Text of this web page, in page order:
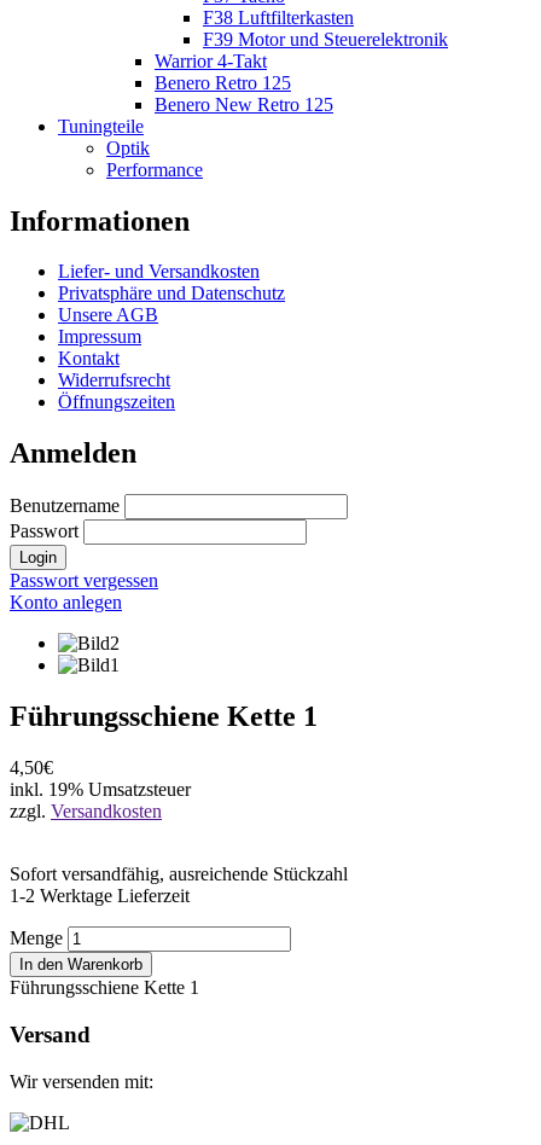
F38 Luftfilterkasten
F39 Motor und Steuerelektronik
Warrior 4-Takt
Benero Retro 125
Benero New Retro 125
Tuningteile
Optik
Performance
Informationen
Liefer- und Versandkosten
Privatsphäre und Datenschutz
Unsere AGB
Impressum
Kontakt
Widerrufsrecht
Öffnungszeiten
Anmelden
Benutzername
Passwort
Login
Passwort vergessen
Konto anlegen
Führungsschiene Kette 1
4,50€
inkl. 19% Umsatzsteuer
zzgl. Versandkosten
Sofort versandfähig, ausreichende Stückzahl
1-2 Werktage Lieferzeit
Menge
In den Warenkorb
Führungsschiene Kette 1
Versand
Wir versenden mit: